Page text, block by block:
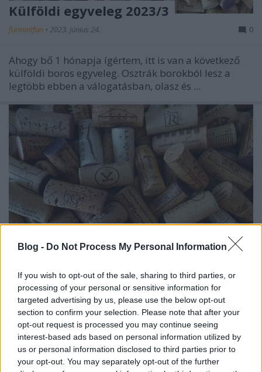
Blog - Do Not Process My Personal Information
If you wish to opt-out of the sale, sharing to third parties, or
processing of your personal or sensitive information for
targeted advertising by us, please use the below opt-out
section to confirm your selection. Please note that after your
opt-out request is processed you may continue seeing
interest-based ads based on personal information utilized by
us or personal information disclosed to third parties prior to
your opt-out. You may separately opt-out of the further
Külföldi egyveleg 2023/3
furmintfan • 2023. június 24. 0
Ahogy bő 1 hónapja ígértem, itt is van a következő
külföldi boros egyveleg. Osztrák borokból lesz a
legtöbb ebben a válogatásban, olasz és ...
Külföldi egyveleg 2022/2
furmintfan• 2022. június 04.
Összegyűlt egy újabb csokorra való külföldi borról
szóló kóstolójegyzet. Tavasszal Olaszországban és
Spanyolországban is jártam, így ha az ...